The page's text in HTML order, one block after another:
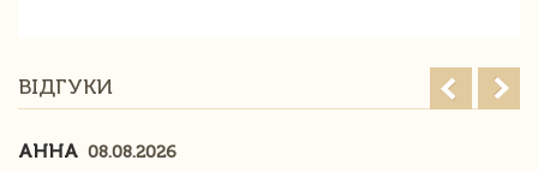
ВІДГУКИ
АННА 08.08.2026